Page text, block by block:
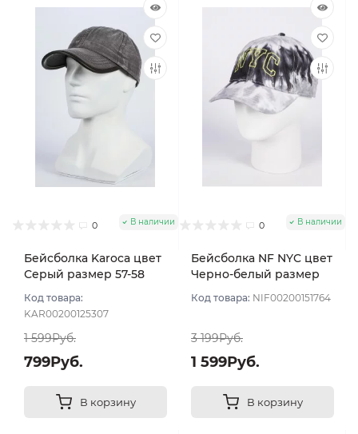
0 В наличии
Бейсболка Karoca цвет
Серый размер 57-58
Код товара:
KAR00200125307
1 599Руб.
799Руб.
В корзину
0 В наличии
Бейсболка NF NYC цвет
Черно-белый размер
Код товара: NIF00200151764
3 199Руб.
1 599Руб.
В корзину